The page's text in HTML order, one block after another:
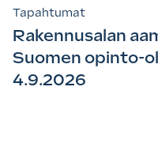
Tapahtumat
Rakennusalan
Suomen opinto-
4.9.2026